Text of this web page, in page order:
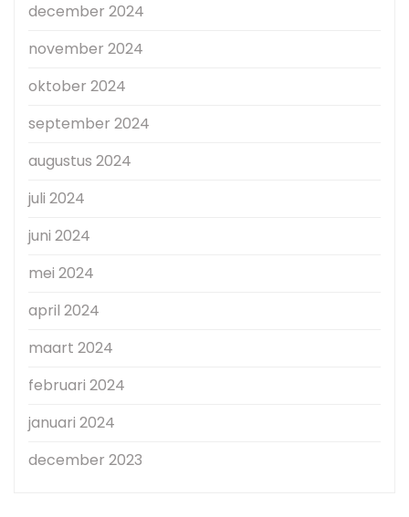
december 2024
november 2024
oktober 2024
september 2024
augustus 2024
juli 2024
juni 2024
mei 2024
april 2024
maart 2024
februari 2024
januari 2024
december 2023